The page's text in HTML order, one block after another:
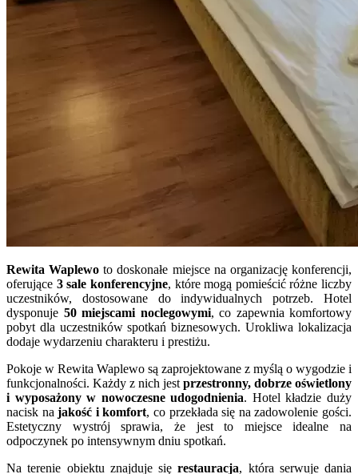
Rewita Waplewo to doskonałe miejsce na organizację konferencji,
oferujące 3 sale konferencyjne, które mogą pomieścić różne liczby
uczestników, dostosowane do indywidualnych potrzeb. Hotel
dysponuje 50 miejscami noclegowymi, co zapewnia komfortowy
pobyt dla uczestników spotkań biznesowych. Urokliwa lokalizacja
dodaje wydarzeniu charakteru i prestiżu.
Pokoje w Rewita Waplewo są zaprojektowane z myślą o wygodzie i
funkcjonalności. Każdy z nich jest przestronny, dobrze oświetlony
i wyposażony w nowoczesne udogodnienia. Hotel kładzie duży
nacisk najakość i komfort, co przekłada się na zadowolenie gości.
Estetyczny wystrój sprawia, że jest to miejsce idealne na
odpoczynek po intensywnym dniu spotkań.
Na terenie obiektu znajduje sięrestauracja, która serwuje dania